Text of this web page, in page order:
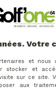
Votre
et nous
stocker et
sur ce site.
aux